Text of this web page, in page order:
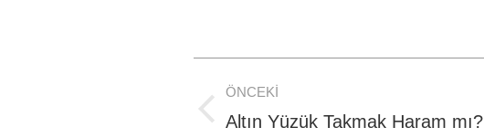
Post
navigation
ÖNCEKI
Previous
Altın Yüzük Takmak Haram mı?